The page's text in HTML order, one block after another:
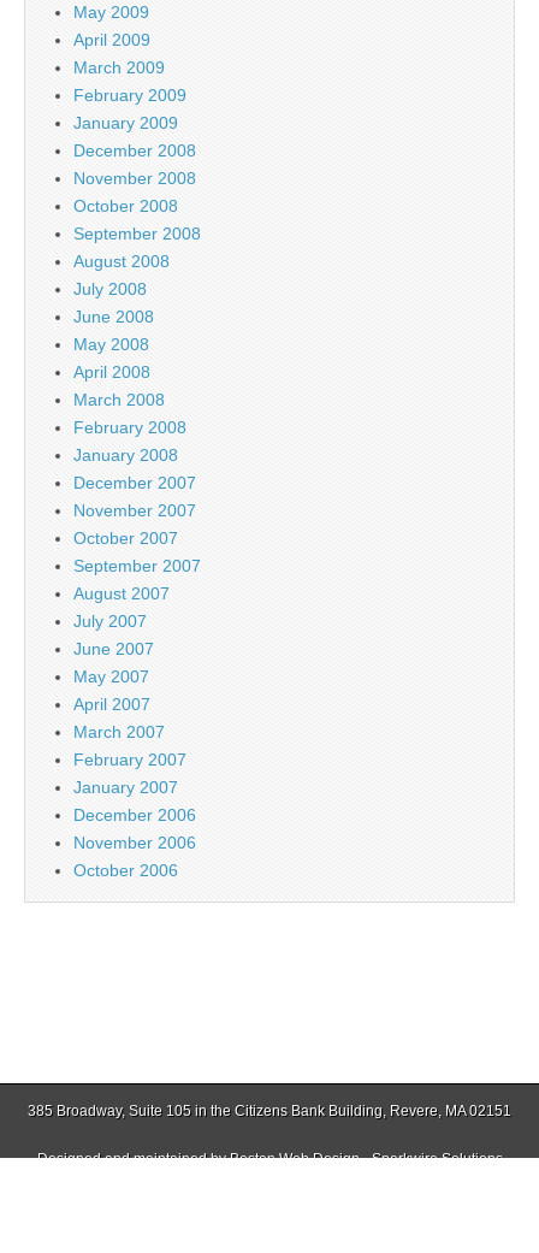
May 2009
April 2009
March 2009
February 2009
January 2009
December 2008
November 2008
October 2008
September 2008
August 2008
July 2008
June 2008
May 2008
April 2008
March 2008
February 2008
January 2008
December 2007
November 2007
October 2007
September 2007
August 2007
July 2007
June 2007
May 2007
April 2007
March 2007
February 2007
January 2007
December 2006
November 2006
October 2006
385 Broadway, Suite 105 in the Citizens Bank Building, Revere, MA 02151
Designed and maintained byBoston Web Design - Sparkwire Solutions